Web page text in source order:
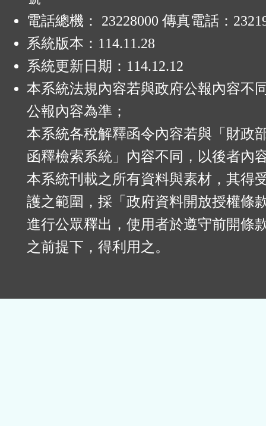
電話總機： 23228000 傳真電話：
系統版本： 114.11.28
系統更新日期： 114.12.12
本系統法規內容若與政府公報內容不
公報內容為準；
本系統各稅解釋函令內容若與「財政
函釋檢索系統」內容不同，以後者內
本系統刊載之所有資料與素材，其得
護之範圍，採「政府資料開放授權條
進行公眾釋出，使用者於遵守前開條
之前提下，得利用之。